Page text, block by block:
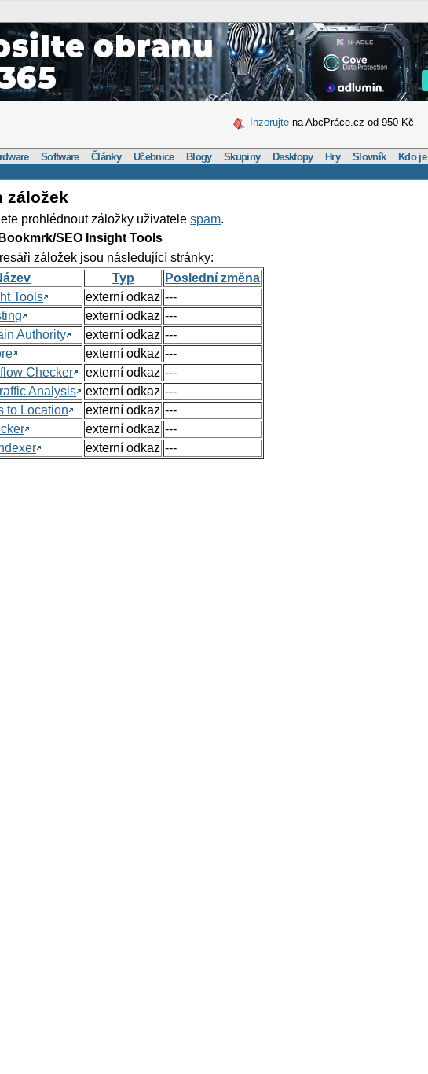
Inzerujte na AbcPráce.cz od 950 Kč
Software Články Učebnice Blogy Skupiny Desktopy Hry Slovník Kdo je
záložek
prohlédnout záložky uživatelespam.
SEO Insight Tools
záložek jsou následující stránky:
Typ
Poslední změna
Tools
externí odkaz ---
externí odkaz ---
Authority
externí odkaz ---
externí odkaz ---
Checker
externí odkaz ---
Analysis
externí odkaz ---
to Location
externí odkaz ---
externí odkaz ---
externí odkaz ---